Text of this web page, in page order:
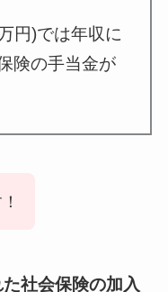
円)では年収に
険の手当金が
社会保険の加入